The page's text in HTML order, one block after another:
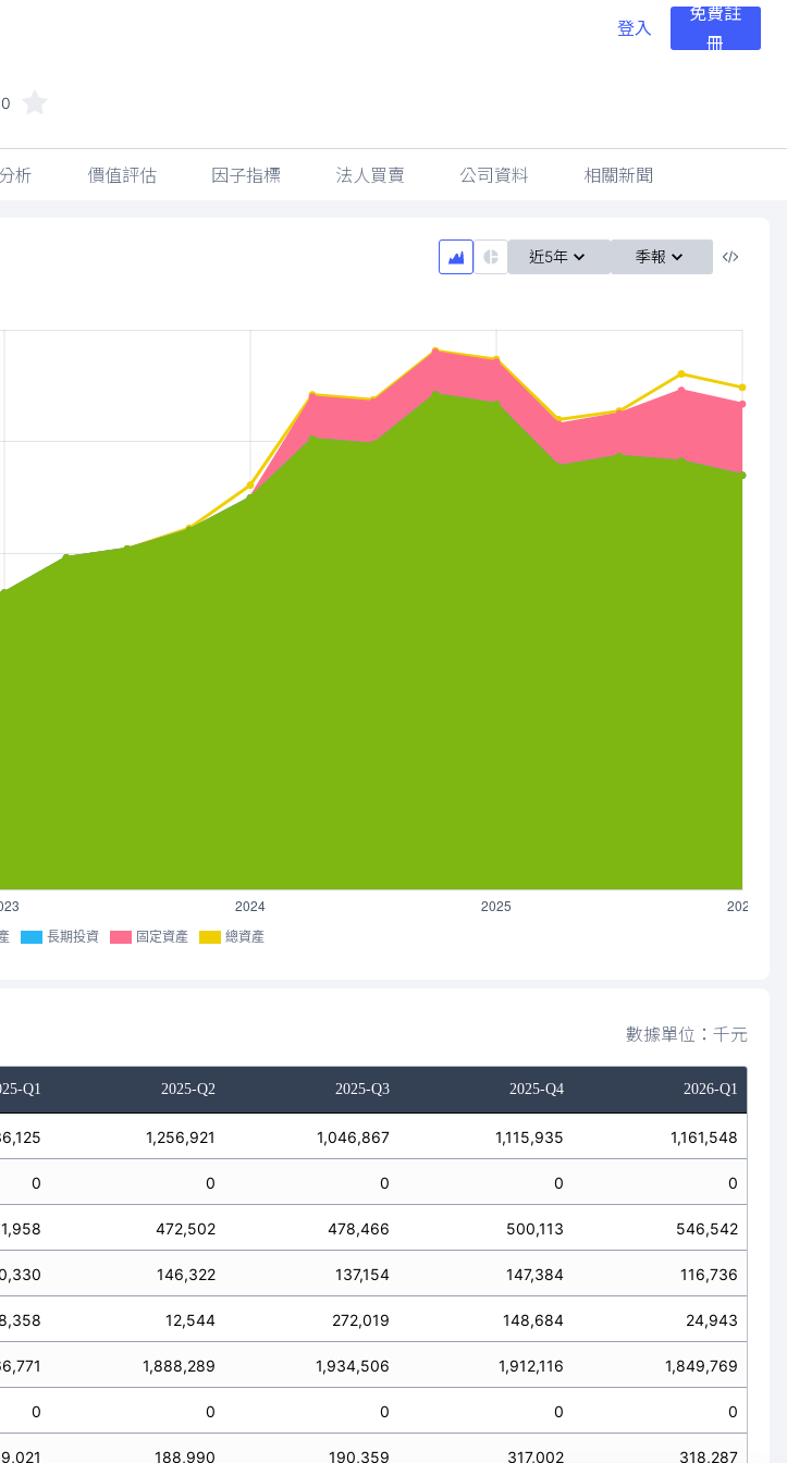
登入
免費註
冊
析 價值評估 因子指標 法人買賣 公司資料 相關新聞
近5年 季報
長期投資 固定資產 總資產
數據單位：千元
Q1 2025-Q2 2025-Q3 2025-Q4 2026-Q1
1,256,921 1,046,867 1,115,935 1,161,548
0 0 0 0 0
472,502 478,466 500,113 546,542
146,322 137,154 147,384 116,736
12,544 272,019 148,684 24,943
1,888,289 1,934,506 1,912,116 1,849,769
0 0 0 0 0
188,990 190,359 317,002 318,287